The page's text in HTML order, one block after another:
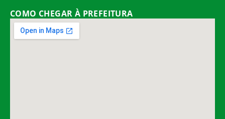
COMO CHEGAR À PREFEITURA